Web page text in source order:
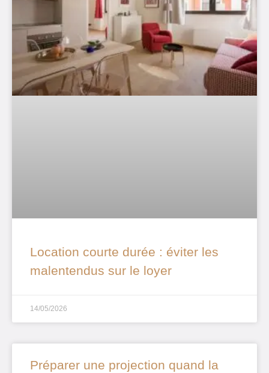
Location courte durée : éviter les
malentendus sur le loyer
14/05/2026
Préparer une projection quand la